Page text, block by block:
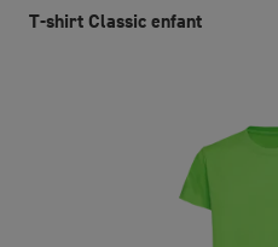
T-shirt Classic enfant